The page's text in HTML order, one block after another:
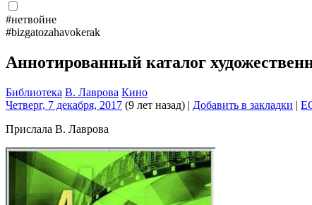
#нетвойне
#bizgatozahavokerak
Аннотированный каталог
Библиотека В. Лаврова Кино
Четверг, 7 декабря, 2017 (9 лет назад) | Добавить в закладки |
Прислала В. Лаврова